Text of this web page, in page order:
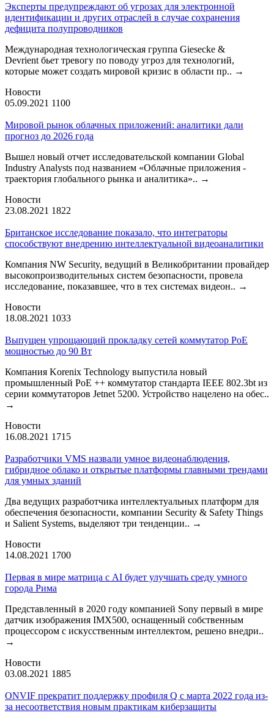
Эксперты предупреждают об угрозах для электронной
идентификации и других отраслей в случае сохранения
дефицита полупроводников
Международная технологическая группа Giesecke &
Devrient бьет тревогу по поводу угроз для технологий,
которые может создать мировой кризис в области пр.. →
Новости
05.09.2021 1100
Мировой рынок облачных приложений: аналитики дали
прогноз до 2026 года
Вышел новый отчет исследовательской компании Global
Industry Analysts под названием «Облачные приложения -
траектория глобального рынка и аналитика».. →
Новости
23.08.2021 1822
Британское исследование показало, что интеграторы
способствуют внедрению интеллектуальной видеоаналитики
Компания NW Security, ведущий в Великобритании провайдер
высокопроизводительных систем безопасности, провела
исследование, показавшее, что в тех системах видеон.. →
Новости
18.08.2021 1033
Выпущен упрощающий прокладку сетей коммутатор PoE
мощностью до 90 Вт
Компания Korenix Technology выпустила новый
промышленный PoE ++ коммутатор стандарта IEEE 802.3bt из
серии коммутаторов Jetnet 5200. Устройство нацелено на обес..
→
Новости
16.08.2021 1715
Разработчики VMS назвали умное видеонаблюдения,
гибридное облако и открытые платформы главными трендами
для умных зданий
Два ведущих разработчика интеллектуальных платформ для
обеспечения безопасности, компании Security & Safety Things
и Salient Systems, выделяют три тенденции.. →
Новости
14.08.2021 1700
Первая в мире матрица с AI будет улучшать среду умного
города Рима
Представленный в 2020 году компанией Sony первый в мире
датчик изображения IMX500, оснащенный собственным
процессором с искусственным интеллектом, решено внедри..
→
Новости
03.08.2021 1885
ONVIF прекратит поддержку профиля Q с марта 2022 года из-
за несоответствия новым практикам киберзащиты